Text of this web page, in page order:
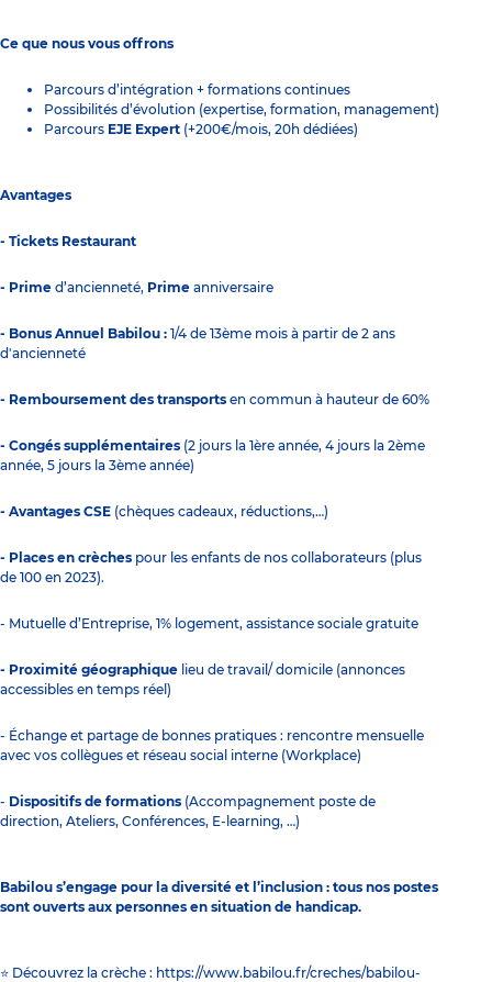
Ce que nous vous offrons
Parcours d’intégration + formations continues
Possibilités d’évolution (expertise, formation, management)
Parcours EJE Expert (+200€/mois, 20h dédiées)
Avantages
- Tickets Restaurant
- Prime d’ancienneté, Prime anniversaire
- Bonus Annuel Babilou : 1/4 de 13ème mois à partir de 2 ans
d'ancienneté
- Remboursement des transports en commun à hauteur de 60%
- Congés supplémentaires (2 jours la 1ère année, 4 jours la 2ème
année, 5 jours la 3ème année)
- Avantages CSE (chèques cadeaux, réductions,…)
- Places en crèches pour les enfants de nos collaborateurs (plus
de 100 en 2023).
- Mutuelle d’Entreprise, 1% logement, assistance sociale gratuite
- Proximité géographique lieu de travail/ domicile (annonces
accessibles en temps réel)
- Échange et partage de bonnes pratiques : rencontre mensuelle
avec vos collègues et réseau social interne (Workplace)
- Dispositifs de formations (Accompagnement poste de
direction, Ateliers, Conférences, E-learning, …)
Babilou s’engage pour la diversité et l’inclusion : tous nos postes
sont ouverts aux personnes en situation de handicap.
⭐ Découvrez la crèche : https://www.babilou.fr/creches/babilou-